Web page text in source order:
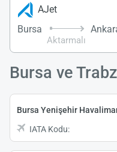
AJet
Bursa
Aktarmalı
Bursa ve
Bursa Yenişehir
IATA Kodu: